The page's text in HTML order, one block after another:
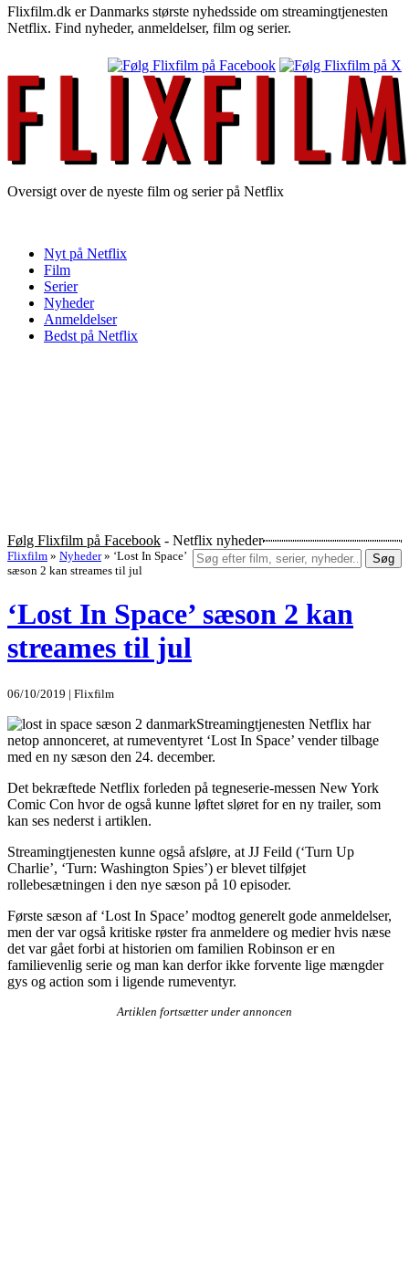
Flixfilm.dk er Danmarks største nyhedsside om streamingtjenesten
Netflix. Find nyheder, anmeldelser, film og serier.
Oversigt over de nyeste film og serier på Netflix
Nyt på Netflix
Film
Serier
Nyheder
Anmeldelser
Bedst på Netflix
Følg Flixfilm på Facebook - Netflix nyheder
Søg
Flixfilm » Nyheder » ‘Lost In Space’
sæson 2 kan streames til jul
‘Lost In Space’ sæson 2 kan
streames til jul
06/10/2019 | Flixfilm
Streamingtjenesten Netflix har
netop annonceret, at rumeventyret ‘Lost In Space’ vender tilbage
med en ny sæson den 24. december.
Det bekræftede Netflix forleden på tegneserie-messen New York
Comic Con hvor de også kunne løftet sløret for en ny trailer, som
kan ses nederst i artiklen.
Streamingtjenesten kunne også afsløre, at JJ Feild (‘Turn Up
Charlie’, ‘Turn: Washington Spies’) er blevet tilføjet
rollebesætningen i den nye sæson på 10 episoder.
Første sæson af ‘Lost In Space’ modtog generelt gode anmeldelser,
men der var også kritiske røster fra anmeldere og medier hvis næse
det var gået forbi at historien om familien Robinson er en
familievenlig serie og man kan derfor ikke forvente lige mængder
gys og action som i ligende rumeventyr.
Artiklen fortsætter under annoncen